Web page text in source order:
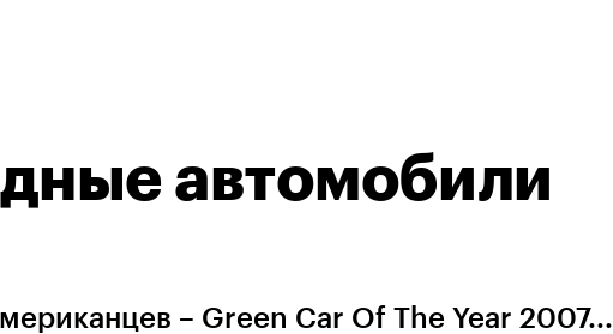
автомобили
– Green Car Of The Year 2007...